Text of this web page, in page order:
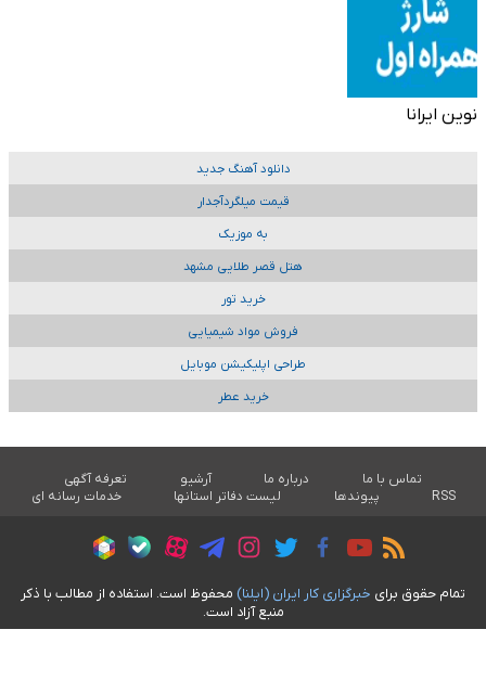
نوین ایرانا
دانلود آهنگ جدید
قیمت میلگردآجدار
به موزیک
هتل قصر طلایی مشهد
خرید تور
فروش مواد شیمیایی
طراحی اپلیکیشن موبایل
خرید عطر
تماس با ما درباره ما آرشیو
تعرفه آگهی
RSS
پیوندها لیست دفاتر استانها خدمات رسانه ای
تمام حقوق برای خبرگزاری کار ايران (ايلنا) محفوظ است. استفاده از مطالب با ذکر
منبع آزاد است.